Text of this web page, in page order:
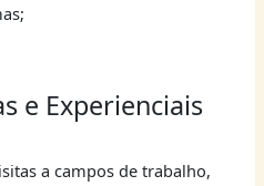
e Experienciais
a campos de trabalho,